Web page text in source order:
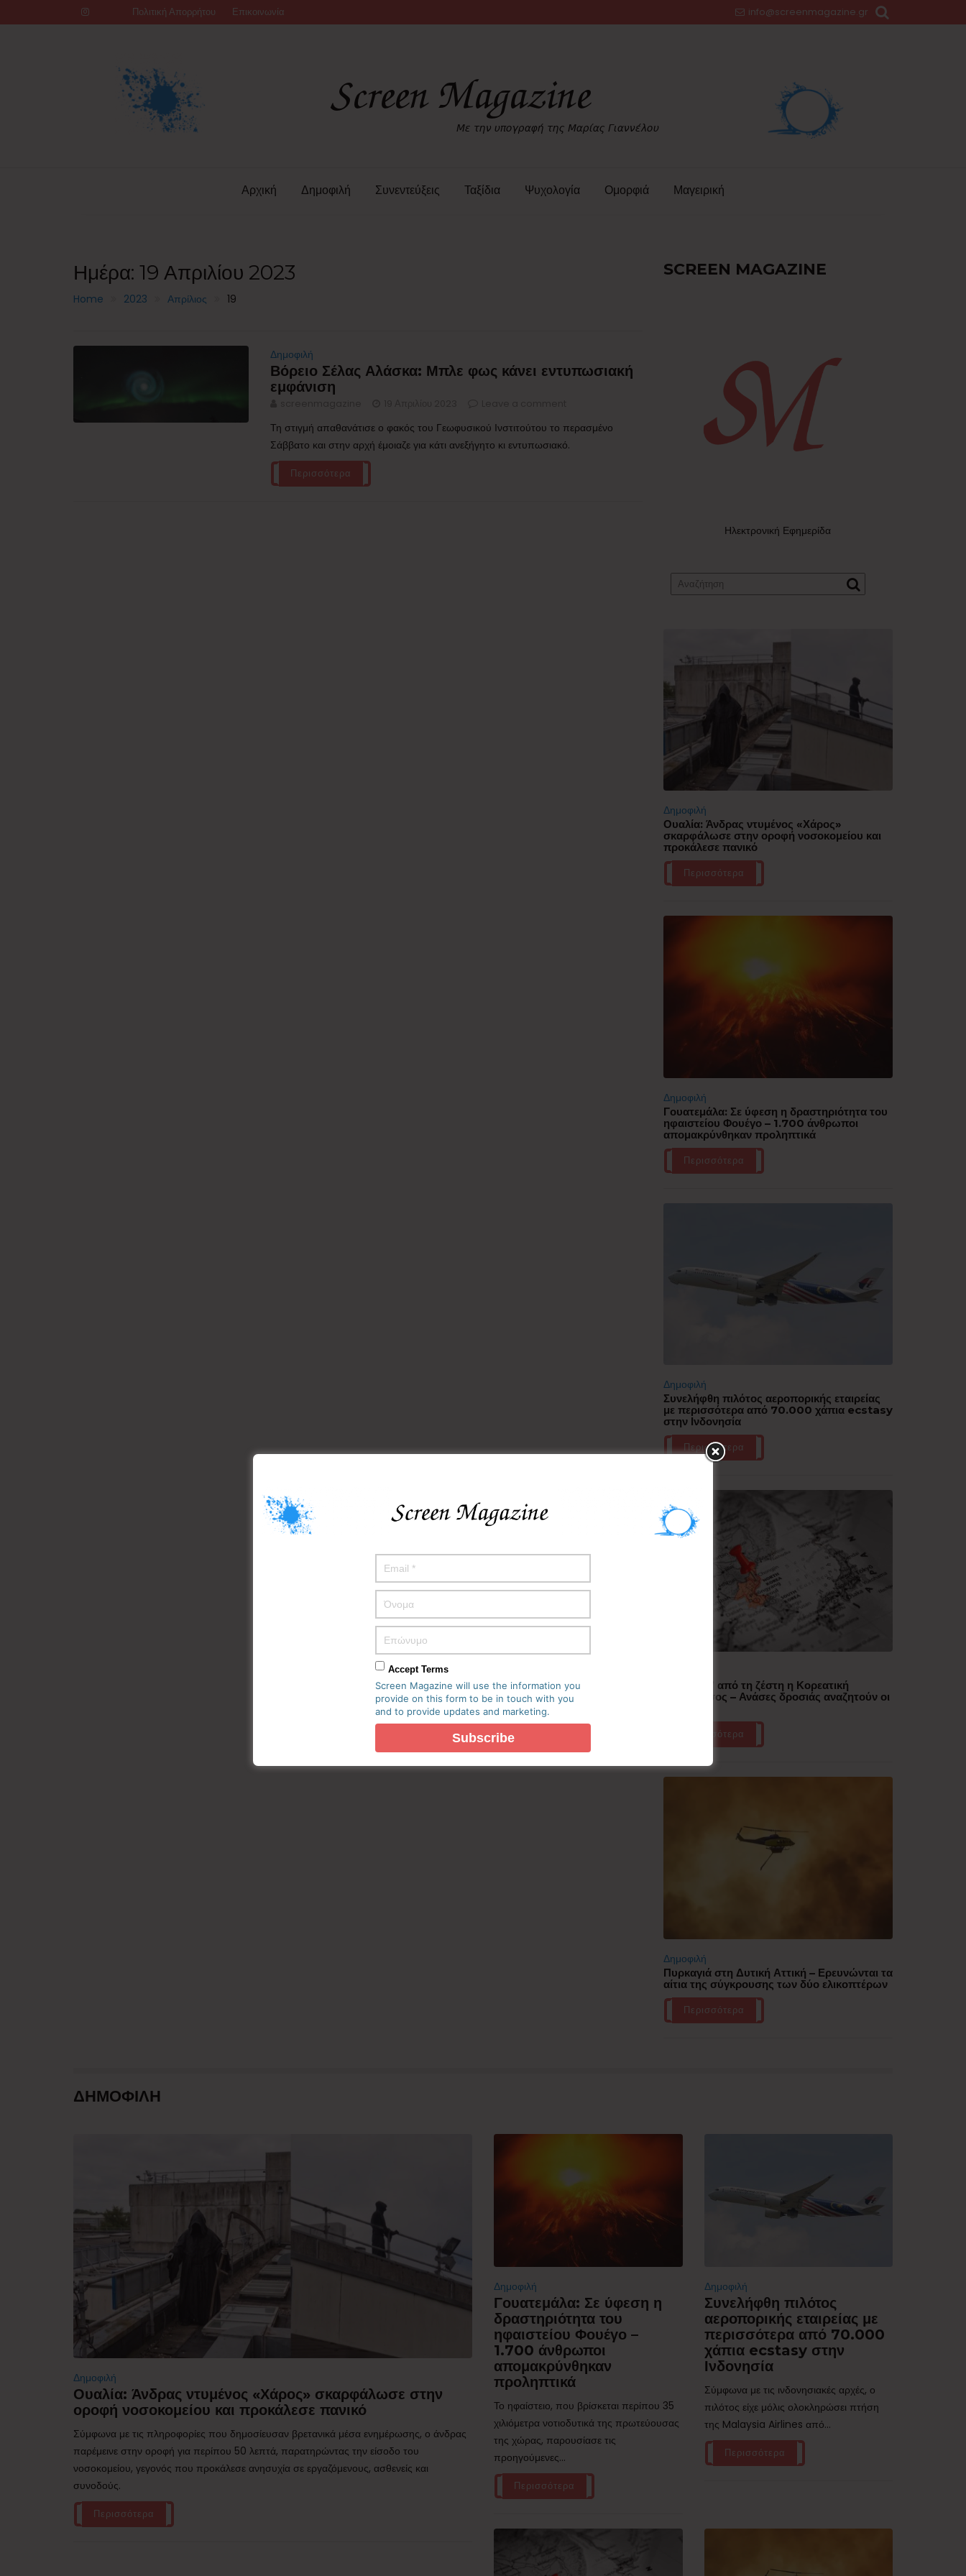
to
Πολιτική Απορρήτου Επικοινωνία info@screenmagazine.gr
Αρχική Δημοφιλή Συνεντεύξεις Ταξίδια Ψυχολογία Ομορφιά Μαγειρική
Ημέρα: 19 Απριλίου 2023
Home 2023 Απρίλιος 19
Δημοφιλή
Βόρειο Σέλας Αλάσκα: Μπλε φως κάνει εντυπωσιακή
εμφάνιση
Τη στιγμή απαθανάτισε ο φακός του Γεωφυσικού Ινστιτούτου το περασμένο
Σάββατο και στην αρχή έμοιαζε για κάτι ανεξήγητο κι εντυπωσιακό.
Περισσότερα
SCREEN MAGAZINE
Ηλεκτρονική Εφημερίδα
Δημοφιλή
Ουαλία: Άνδρας ντυμένος «Χάρος»
σκαρφάλωσε στην οροφή νοσοκομείου και
προκάλεσε πανικό
Περισσότερα
Δημοφιλή
Γουατεμάλα: Σε ύφεση η δραστηριότητα του
ηφαιστείου Φουέγο – 1.700 άνθρωποι
απομακρύνθηκαν προληπτικά
Περισσότερα
Δημοφιλή
Συνελήφθη πιλότος αεροπορικής εταιρείας
με περισσότερα από 70.000 χάπια ecstasy
στην Ινδονησία
Περισσότερα
“Έλιωσε” από τη ζέστη η Κορεατική
Χερσόνησος – Ανάσες δροσιάς αναζητούν οι
Περισσότερα
Δημοφιλή
Πυρκαγιά στη Δυτική Αττική – Ερευνώνται τα
αίτια της σύγκρουσης των δύο ελικοπτέρων
Περισσότερα
ΔΗΜΟΦΙΛΗ
Δημοφιλή
Ουαλία: Άνδρας ντυμένος «Χάρος» σκαρφάλωσε στην
οροφή νοσοκομείου και προκάλεσε πανικό
Σύμφωνα με τις πληροφορίες που δημοσίευσαν βρετανικά μέσα ενημέρωσης, ο άνδρας
παρέμεινε στην οροφή για περίπου 50 λεπτά, παρατηρώντας την είσοδο του
νοσοκομείου, γεγονός που προκάλεσε ανησυχία σε εργαζόμενους, ασθενείς και
συνοδούς.
Περισσότερα
Δημοφιλή
Γουατεμάλα: Σε ύφεση η
δραστηριότητα του
ηφαιστείου Φουέγο –
1.700 άνθρωποι
απομακρύνθηκαν
προληπτικά
Το ηφαίστειο, που βρίσκεται περίπου 35
χιλιόμετρα νοτιοδυτικά της πρωτεύουσας
της χώρας, παρουσίασε τις
προηγούμενες...
Περισσότερα
Δημοφιλή
Συνελήφθη πιλότος
αεροπορικής εταιρείας με
περισσότερα από 70.000
χάπια ecstasy στην
Ινδονησία
Σύμφωνα με τις ινδονησιακές αρχές, ο
πιλότος είχε μόλις ολοκληρώσει πτήση
της Malaysia Airlines από...
Περισσότερα
Accept Terms
Screen Magazine will use the information you
provide on this form to be in touch with you
and to provide updates and marketing.